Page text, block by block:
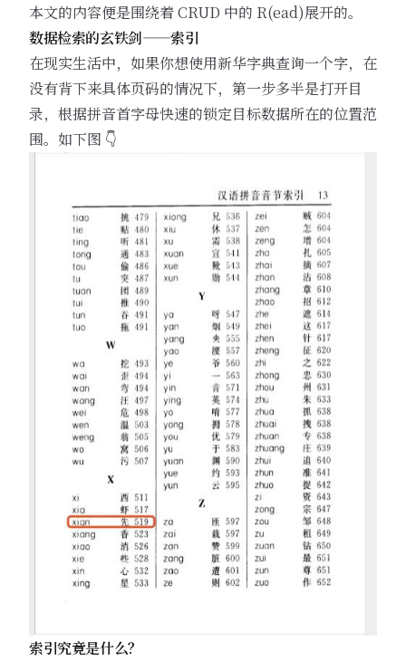
本文的内容便是围绕着 CRUD 中的 R(ead)展开的。
数据检索的玄铁剑——索引
在现实生活中，如果你想使用新华字典查询一个字，在
没有背下来具体页码的情况下，第一步多半是打开目
录，根据拼音首字母快速的锁定目标数据所在的位置范
围。如下图 👇
索引究竟是什么？